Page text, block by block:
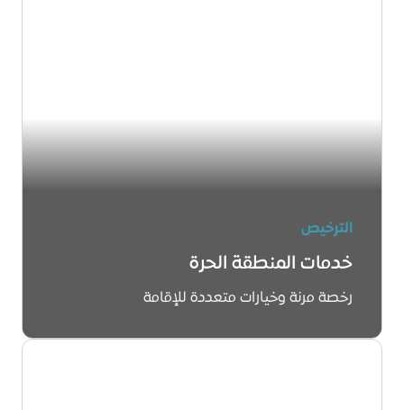
الترخيص
خدمات المنطقة الحرة
رخصة مرنة وخيارات متعددة للإقامة